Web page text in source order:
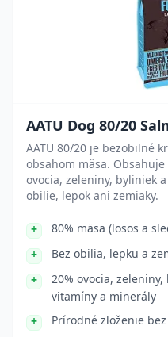
AATU Dog 80/20
AATU 80/20 je bezobilné
obsahom mäsa. Obsahuje
ovocia, zeleniny, byliniek
obilie, lepok ani zemiaky.
80% mäsa (losos a
Bez obilia, lepku a
20% ovocia,
vitamíny a minerály
Prírodné zloženie